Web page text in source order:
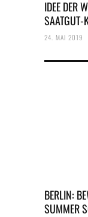
IDEE DER
SAATGUT-
24. MAI 2019
BERLIN:
SUMMER